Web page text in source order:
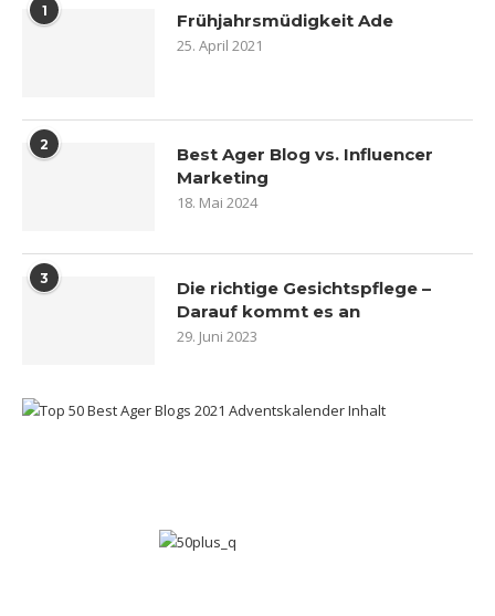
1 Frühjahrsmüdigkeit Ade
25. April 2021
2
Best Ager Blog vs. Influencer
Marketing
18. Mai 2024
3
Die richtige Gesichtspflege –
Darauf kommt es an
29. Juni 2023